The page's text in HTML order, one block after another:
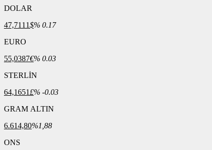
DOLAR
47,7111$% 0.17
EURO
55,0387€% 0.03
STERLİN
64,1651£% -0.03
GRAM ALTIN
6.614,80%1,88
ONS